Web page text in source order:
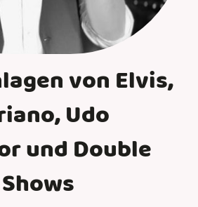
von Elvis,
Udo
und Double
Shows